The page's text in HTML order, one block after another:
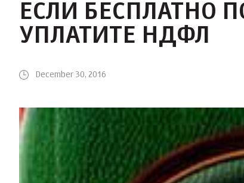
ЕСЛИ БЕСПЛАТНО
УПЛАТИТЕ НДФЛ
December 30, 2016